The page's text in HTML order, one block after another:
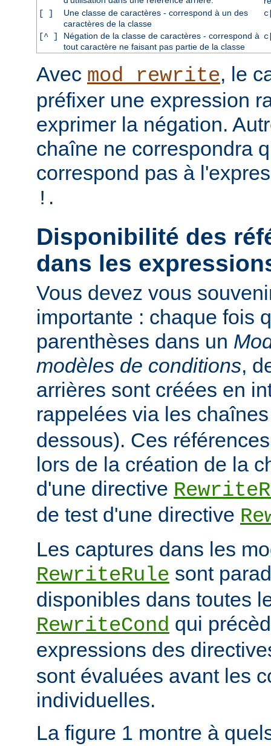
[ ]
Une classe de caractères - correspond à un des
caractères de la classe
[^ ]
Négation de la classe de caractères - correspond à
tout caractère ne faisant pas partie de la classe
Avec mod_rewrite, le
préfixer une expression
exprimer la négation.
chaîne ne correspondra
correspond pas à
! .
Disponibilité des
dans les
Vous devez vous
importante : chaque fois
parenthèses dans un
modèles de conditions,
arrières sont créées en
rappelées via les
dessous). Ces
lors de la création de la
d'une directive
de test d'une directive
Les captures dans les
RewriteRule sont
disponibles dans toutes
RewriteCond qui
expressions des
sont évaluées avant les
individuelles.
La figure 1 montre à